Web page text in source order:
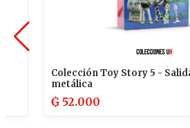
American Muscle Car – Auto
Cobra 427
₲ 80.000